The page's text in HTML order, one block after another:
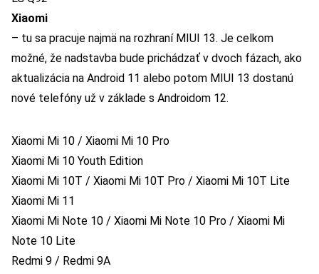
Xiaomi
– tu sa pracuje najmä na rozhraní MIUI 13. Je celkom
možné, že nadstavba bude prichádzať v dvoch fázach, ako
aktualizácia na Android 11 alebo potom MIUI 13 dostanú
nové telefóny už v základe s Androidom 12.
Xiaomi Mi 10 / Xiaomi Mi 10 Pro
Xiaomi Mi 10 Youth Edition
Xiaomi Mi 10T / Xiaomi Mi 10T Pro / Xiaomi Mi 10T Lite
Xiaomi Mi 11
Xiaomi Mi Note 10 / Xiaomi Mi Note 10 Pro / Xiaomi Mi
Note 10 Lite
Redmi 9 / Redmi 9A